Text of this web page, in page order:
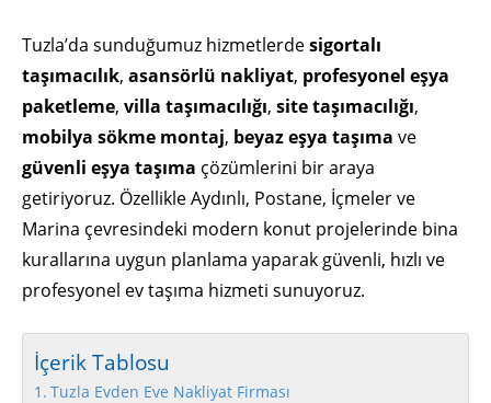
Tuzla’da sunduğumuz hizmetlerdesigortalı
taşımacılık, asansörlü nakliyat, profesyonel eşya
paketleme, villa taşımacılığı, site taşımacılığı,
mobilya sökme montaj, beyaz eşya taşıma ve
güvenli eşya taşıma çözümlerini bir araya
getiriyoruz. Özellikle Aydınlı, Postane, İçmeler ve
Marina çevresindeki modern konut projelerinde bina
kurallarına uygun planlama yaparak güvenli, hızlı ve
profesyonel ev taşıma hizmeti sunuyoruz.
İçerik Tablosu
Tuzla Evden Eve Nakliyat Firması